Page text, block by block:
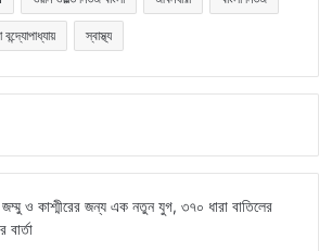
স্বাস্থ্য
কাশ্মীরের জন্য এক নতুন যুগ, ৩৭০ ধারা বাতিলের
বার্তা